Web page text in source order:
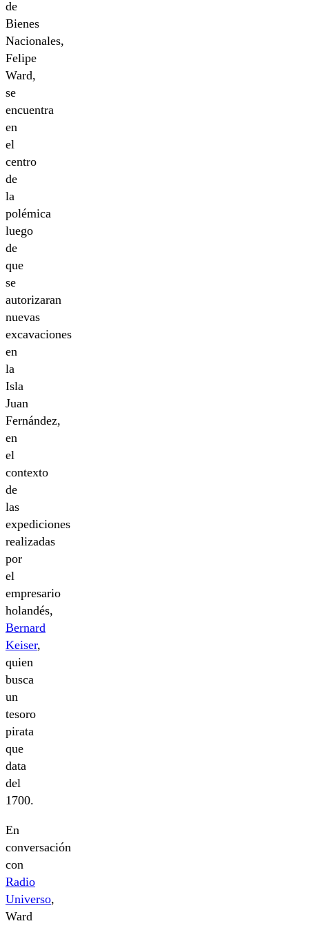
de
Bienes
Nacionales,
Felipe
Ward,
se
encuentra
en
el
centro
de
la
polémica
luego
de
que
se
autorizaran
nuevas
excavaciones
en
la
Isla
Juan
Fernández,
en
el
contexto
de
las
expediciones
realizadas
por
el
empresario
holandés,
Bernard
Keiser,
quien
busca
un
tesoro
pirata
que
data
del
1700.
En
conversación
con
Radio
Universo,
Ward